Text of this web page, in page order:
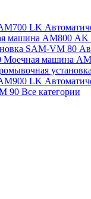
LK
машина АМ800 AK
SAM-VM 80
Моечная машина
LK
90 Все категории